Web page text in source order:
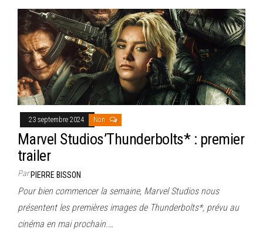
23 septembre 2024 Non
Marvel Studios’Thunderbolts* : premier
trailer
ParPIERRE BISSON
Pour bien commencer la semaine, Marvel Studios nous
présentent les premières images de Thunderbolts*, prévu au
cinéma en mai prochain.…